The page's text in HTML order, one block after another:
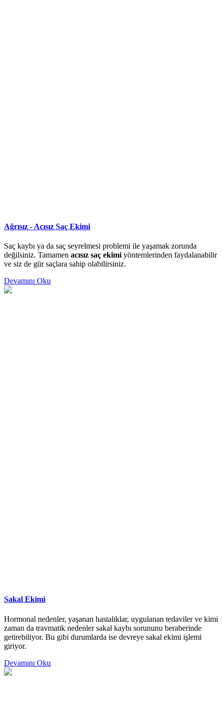
Ağrısız - Acısız Saç Ekimi
Saç kaybı ya da saç seyrelmesi problemi ile yaşamak zorunda
değilsiniz. Tamamen acısız saç ekimi yöntemlerinden faydalanabilir
ve siz de gür saçlara sahip olabilirsiniz.
Devamını Oku
Sakal Ekimi
Hormonal nedenler, yaşanan hastalıklar, uygulanan tedaviler ve kimi
zaman da travmatik nedenler sakal kaybı sorununu beraberinde
getirebiliyor. Bu gibi durumlarda ise devreye sakal ekimi işlemi
giriyor.
Devamını Oku